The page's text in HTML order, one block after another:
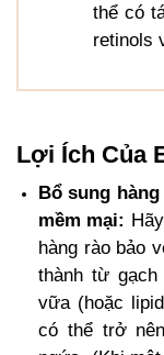
thể có
retinols
Lợi Ích Của
Bổ sung
mềm mại:
hàng rào bảo
thành từ
vữa (hoặc
có thể trở